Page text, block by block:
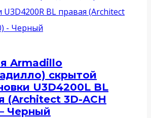
Armadillo
скрытой
U3D4200L BL
(Architect 3D-ACH
Черный